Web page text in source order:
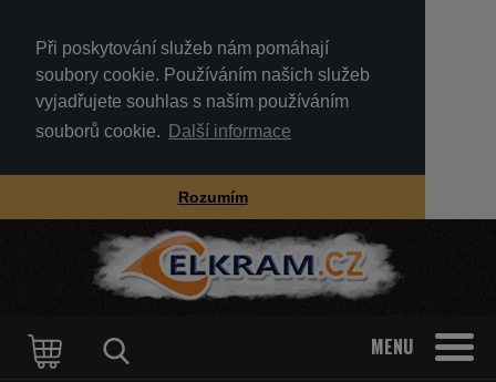
Při poskytování služeb nám pomáhají
soubory cookie. Používáním našich služeb
vyjadřujete souhlas s naším používáním
souborů cookie.
Další informace
Rozumím
MENU